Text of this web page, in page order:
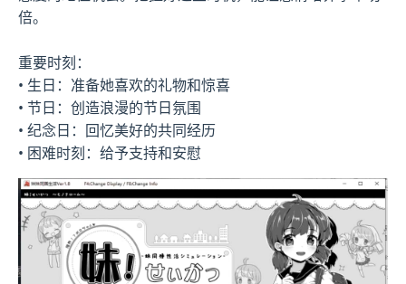
倍。
重要时刻：
• 生日：准备她喜欢的礼物和惊喜
• 节日：创造浪漫的节日氛围
• 纪念日：回忆美好的共同经历
• 困难时刻：给予支持和安慰